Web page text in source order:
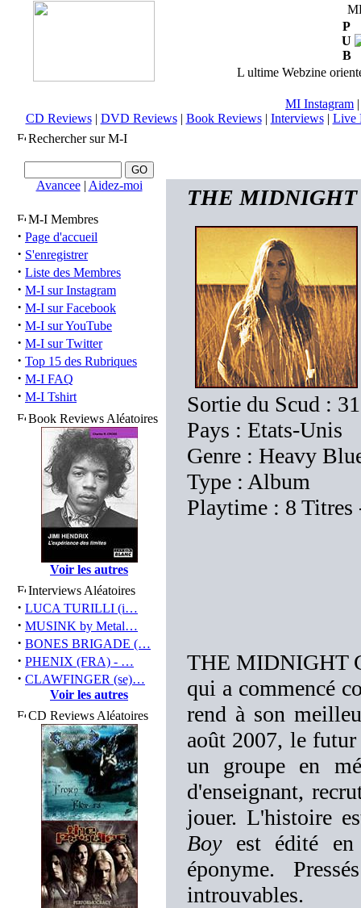
P
U
B
L ultime Webzine
MI Instagram
CD Reviews| DVD Reviews| Book Reviews| Interviews| Live
Rechercher sur M-I
Avancee| Aidez-moi
M-I Membres
· Page d'accueil
· S'enregistrer
· Liste des Membres
· M-I sur Instagram
· M-I sur Facebook
· M-I sur YouTube
· M-I sur Twitter
· Top 15 des Rubriques
· M-I FAQ
· M-I Tshirt
Book Reviews Aléatoires
Voir les autres
Interviews Aléatoires
· LUCA TURILLI (i…
· MUSINK by Metal…
· BONES BRIGADE (…
· PHENIX (FRA) - …
· CLAWFINGER (se)…
Voir les autres
CD Reviews Aléatoires
THE MIDNIGHT
Sortie du Scud :
Pays : Etats-Unis
Genre : Heavy
Type : Album
Playtime : 8 Titres
THE MIDNIGHT
qui a commencé
rend à son
août 2007, le
un groupe en
d'enseignant,
jouer. L'histoire
Boyest édité en
éponyme.
introuvables.